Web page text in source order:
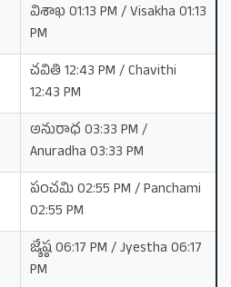
విశాఖ 01:13 PM / Visakha 01:13
PM
చవితి 12:43 PM / Chavithi
12:43 PM
అనురాధ 03:33 PM /
Anuradha 03:33 PM
పంచమి 02:55 PM / Panchami
02:55 PM
జ్యేష్ఠ 06:17 PM / Jyestha 06:17
PM